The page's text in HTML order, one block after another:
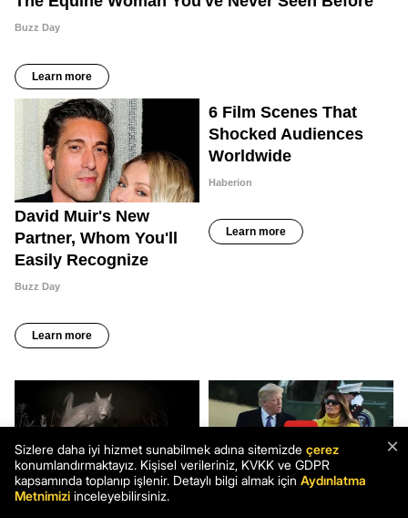
×
Sizlere daha iyi hizmet sunabilmek adına sitemizde çerez
konumlandırmaktayız. Kişisel verileriniz, KVKK ve GDPR
kapsamında toplanıp işlenir. Detaylı bilgi almak için Aydınlatma
Metnimizi inceleyebilirsiniz.